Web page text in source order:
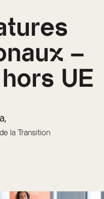
–
UE
la Transition